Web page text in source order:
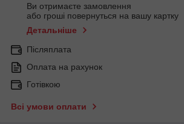
Ви отримаєте замовлення
або гроші повернуться на вашу картку
Детальніше
Післяплата
Оплата на рахунок
Готівкою
Всі умови оплати